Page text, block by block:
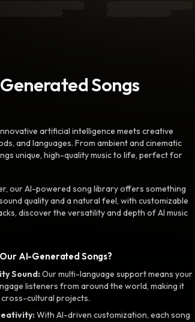
Songs
artificial intelligence meets creative
and languages. From ambient and cinematic
unique, high-quality music to life, perfect for
our AI-powered song library offers something
quality and a natural feel, with customizable
discover the versatility and depth of AI music
AI-Generated Songs?
Sound:Our multi-language support means your
listeners from around the world, making it
cultural projects.
With AI-driven customization, each song